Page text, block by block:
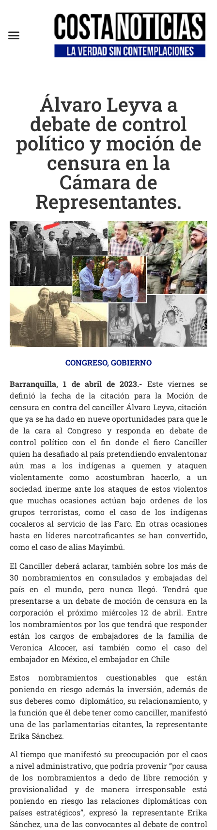
Álvaro Leyva a
debate de control
político y moción de
censura en la
Cámara de
Representantes.
CONGRESO,GOBIERNO
Barranquilla, 1 de abril de 2023.- Este viernes se
definió la fecha de la citación para la Moción de
censura en contra del canciller Álvaro Leyva, citación
que ya se ha dado en nueve oportunidades para que le
de la cara al Congreso y responda en debate de
control político con el fin donde el fiero Canciller
quien ha desafiado al país pretendiendo envalentonar
aún mas a los indígenas a quemen y ataquen
violentamente como acostumbran hacerlo, a un
sociedad inerme ante los ataques de estos violentos
que muchas ocasiones actúan bajo ordenes de los
grupos terroristas, como el caso de los indígenas
cocaleros al servicio de las Farc. En otras ocasiones
hasta en líderes narcotraficantes se han convertido,
como el caso de alias Mayimbú.
El Canciller deberá aclarar, también sobre los más de
30 nombramientos en consulados y embajadas del
país en el mundo, pero nunca llegó. Tendrá que
presentarse a un debate de moción de censura en la
corporación el próximo miércoles 12 de abril. Entre
los nombramientos por los que tendrá que responder
están los cargos de embajadores de la familia de
Veronica Alcocer, así también como el caso del
embajador en México, el embajador en Chile
Estos nombramientos cuestionables que están
poniendo en riesgo además la inversión, además de
sus deberes como diplomático, su relacionamiento, y
la función que él debe tener como canciller, manifestó
una de las parlamentarias citantes, la representante
Erika Sánchez.
Al tiempo que manifestó su preocupación por el caos
a nivel administrativo, que podría provenir “por causa
de los nombramientos a dedo de libre remoción y
provisionalidad y de manera irresponsable está
poniendo en riesgo las relaciones diplomáticas con
países estratégicos”, expresó la representante Erika
Sánchez, una de las convocantes al debate de control